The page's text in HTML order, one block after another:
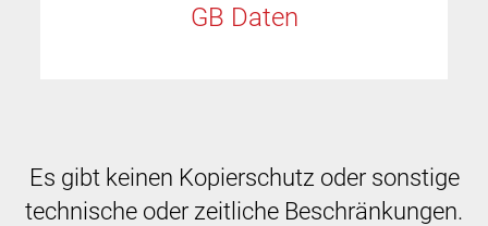
GB Daten
Es gibt keinen Kopierschutz oder sonstige
technische oder zeitliche Beschränkungen.